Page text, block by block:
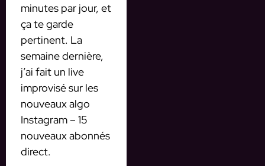
minutes par jour, et
ça te garde
pertinent. La
semaine dernière,
j’ai fait un live
improvisé sur les
nouveaux algo
Instagram – 15
nouveaux abonnés
direct.